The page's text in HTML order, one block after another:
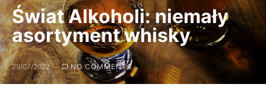
Świat Alkoholi: niemały
asortyment whisky
29/07/2022 NO COMMENTS